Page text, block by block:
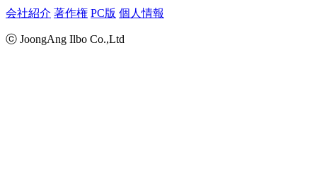
会社紹介 著作権 PC版 個人情報
ⓒ JoongAng Ilbo Co.,Ltd